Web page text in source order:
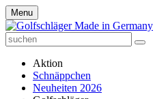
Menu
Aktion
Schnäppchen
Neuheiten 2026